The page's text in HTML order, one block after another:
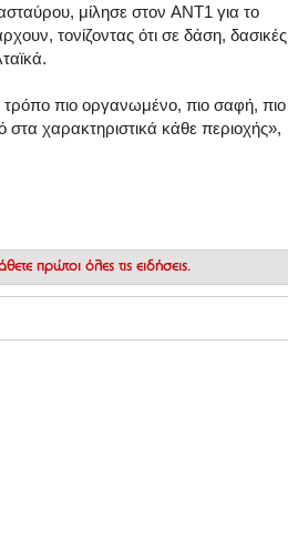
μίλησε στον AΝΤ1 για το
τονίζοντας ότι σε δάση, δασικές
πιο οργανωμένο, πιο σαφή, πιο
χαρακτηριστικά κάθε περιοχής»,
πρώτοι όλες τις ειδήσεις.